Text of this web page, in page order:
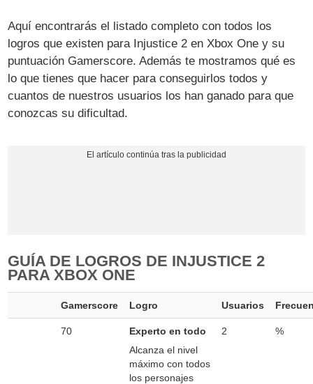
Aquí encontrarás el listado completo con todos los
logros que existen para Injustice 2 en Xbox One y su
puntuación Gamerscore. Además te mostramos qué es
lo que tienes que hacer para conseguirlos todos y
cuantos de nuestros usuarios los han ganado para que
conozcas su dificultad.
GUÍA DE LOGROS DE INJUSTICE 2
PARA XBOX ONE
Gamerscore Logro Usuarios
70
Experto en todo
Alcanza el nivel
máximo con todos
los personajes
2 %